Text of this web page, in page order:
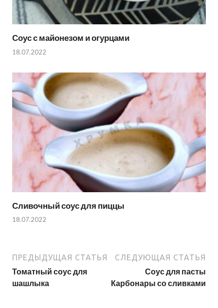
Соус с майонезом и огурцами
18.07.2022
Сливочный соус для пиццы
18.07.2022
ПРЕДЫДУЩАЯ СТАТЬЯ
Томатный соус для
шашлыка
СЛЕДУЮЩАЯ СТАТЬЯ
Соус для пасты
Карбонары со сливками